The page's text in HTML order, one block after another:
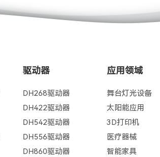
驱动器
DH268驱动器
DH422驱动器
DH542驱动器
DH556驱动器
DH860驱动器
应用领域
舞台灯光设备
太阳能应用
3D打印机
医疗器械
智能家具